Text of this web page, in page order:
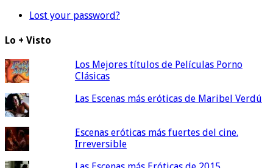
Lost your password?
Lo + Visto
Los Mejores títulos de Películas Porno
Clásicas
Las Escenas más eróticas de Maribel Verdú
Escenas eróticas más fuertes del cine.
Irreversible